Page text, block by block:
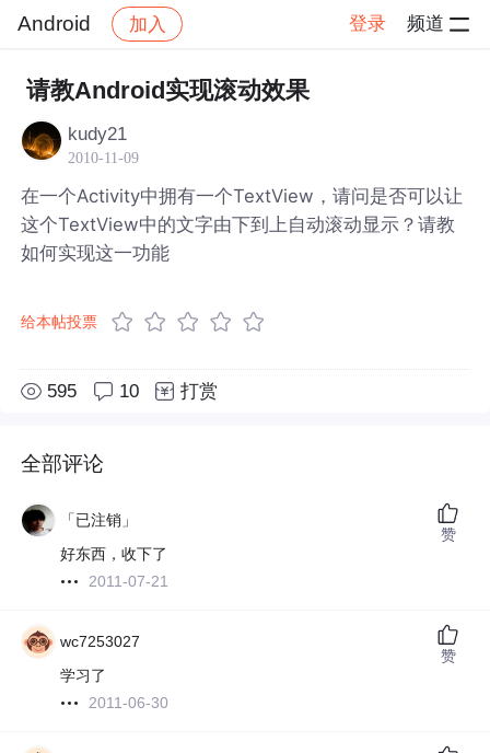
Android 加入 登录 频道
社区 Android 帖子详情
请教Android实现滚动效果
kudy21
2010-11-09
在一个Activity中拥有一个TextView，请问是否可以让
这个TextView中的文字由下到上自动滚动显示？请教
如何实现这一功能
给本帖投票
595 10 打赏
全部评论
「已注销」
好东西，收下了
2011-07-21
赞
wc7253027
学习了
2011-06-30
赞